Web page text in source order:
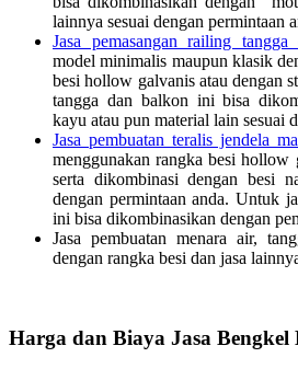
lainnya sesuai dengan permintaan
Jasa pemasangan railing
model minimalis maupun klasik
besi hollow galvanis atau dengan
tangga dan balkon ini bisa
kayu atau pun material lain sesuai
Jasa pembuatan teralis jendela
menggunakan rangka besi hollow
serta dikombinasi dengan besi
dengan permintaan anda. Untuk
ini bisa dikombinasikan dengan
Jasa pembuatan menara air,
dengan rangka besi dan jasa
Harga dan Biaya Jasa Bengkel